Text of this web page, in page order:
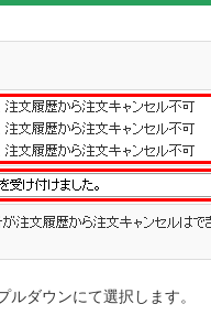
ダウンにて選択します。